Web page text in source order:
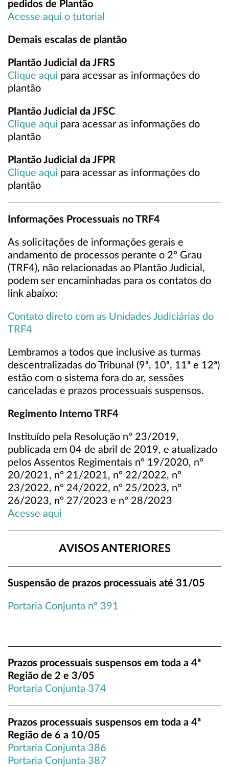
pedidos de Plantão
Acesse aqui o tutorial
Demais escalas de plantão
Plantão Judicial da JFRS
Clique aqui para acessar as informações do
plantão
Plantão Judicial da JFSC
Clique aqui para acessar as informações do
plantão
Plantão Judicial da JFPR
Clique aqui para acessar as informações do
plantão
Informações Processuais no TRF4
As solicitações de informações gerais e
andamento de processos perante o 2º Grau
(TRF4), não relacionadas ao Plantão Judicial,
podem ser encaminhadas para os contatos do
link abaixo:
Contato direto com as Unidades Judiciárias do
TRF4
Lembramos a todos que inclusive as turmas
descentralizadas do Tribunal (9ª, 10ª, 11ª e 12ª)
estão com o sistema fora do ar, sessões
canceladas e prazos processuais suspensos.
Regimento Interno TRF4
Instituído pela Resolução nº 23/2019,
publicada em 04 de abril de 2019, e atualizado
pelos Assentos Regimentais nº 19/2020, nº
20/2021, nº 21/2021, nº 22/2022, nº
23/2022, nº 24/2022, nº 25/2023, nº
26/2023, nº 27/2023 e nº 28/2023
Acesse aqui
AVISOS ANTERIORES
Suspensão de prazos processuais até 31/05
Portaria Conjunta nº 391
Prazos processuais suspensos em toda a 4ª
Região de 2 e 3/05
Portaria Conjunta 374
Prazos processuais suspensos em toda a 4ª
Região de 6 a 10/05
Portaria Conjunta 386
Portaria Conjunta 387